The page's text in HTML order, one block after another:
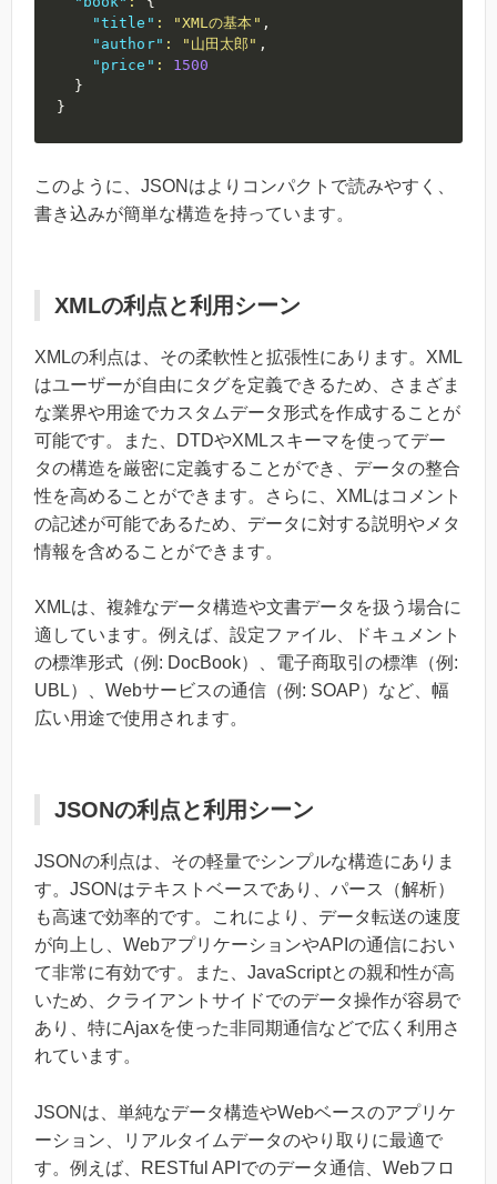
"title" : "XMLの基本" ,
"author" : "山田太郎" ,
"price" :
1500
}
}
このように、JSONはよりコンパクトで読みやすく、
書き込みが簡単な構造を持っています。
XMLの利点と利用シーン
XMLの利点は、その柔軟性と拡張性にあります。XML
はユーザーが自由にタグを定義できるため、さまざま
な業界や用途でカスタムデータ形式を作成することが
可能です。また、DTDやXMLスキーマを使ってデー
タの構造を厳密に定義することができ、データの整合
性を高めることができます。さらに、XMLはコメント
の記述が可能であるため、データに対する説明やメタ
情報を含めることができます。
XMLは、複雑なデータ構造や文書データを扱う場合に
適しています。例えば、設定ファイル、ドキュメント
の標準形式（例: DocBook）、電子商取引の標準（例:
UBL）、Webサービスの通信（例: SOAP）など、幅
広い用途で使用されます。
JSONの利点と利用シーン
JSONの利点は、その軽量でシンプルな構造にありま
す。JSONはテキストベースであり、パース（解析）
も高速で効率的です。これにより、データ転送の速度
が向上し、WebアプリケーションやAPIの通信におい
て非常に有効です。また、JavaScriptとの親和性が高
いため、クライアントサイドでのデータ操作が容易で
あり、特にAjaxを使った非同期通信などで広く利用さ
れています。
JSONは、単純なデータ構造やWebベースのアプリケ
ーション、リアルタイムデータのやり取りに最適で
す。例えば、RESTful APIでのデータ通信、Webフロ